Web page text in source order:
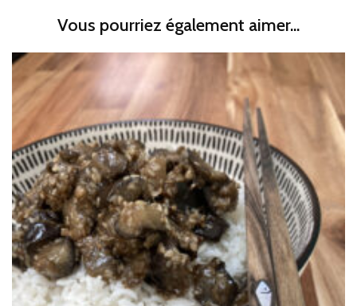
Vous pourriez également aimer...